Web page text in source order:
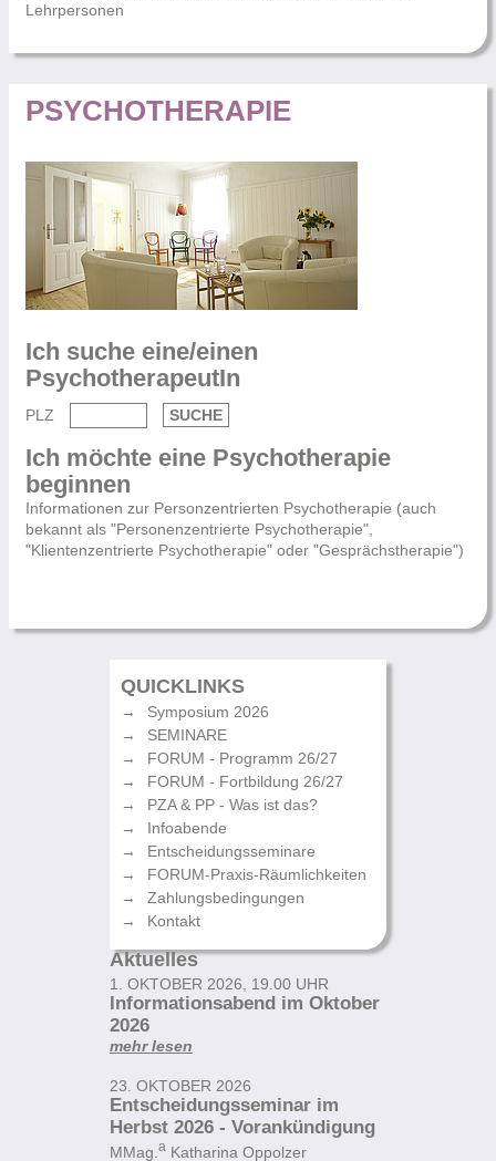
Lehrpersonen
PSYCHOTHERAPIE
Ich suche eine/einen
PsychotherapeutIn
PLZ
Ich möchte eine Psychotherapie
beginnen
Informationen zur Personzentrierten Psychotherapie (auch
bekannt als "Personenzentrierte Psychotherapie",
"Klientenzentrierte Psychotherapie" oder "Gesprächstherapie")
QUICKLINKS
Symposium 2026
SEMINARE
FORUM - Programm 26/27
FORUM - Fortbildung 26/27
PZA & PP - Was ist das?
Infoabende
Entscheidungsseminare
FORUM-Praxis-Räumlichkeiten
Zahlungsbedingungen
Kontakt
Aktuelles
1. OKTOBER 2026, 19.00 UHR
Informationsabend im Oktober
2026
mehr lesen
23. OKTOBER 2026
Entscheidungsseminar im
Herbst 2026 - Vorankündigung
MMag. a Katharina Oppolzer